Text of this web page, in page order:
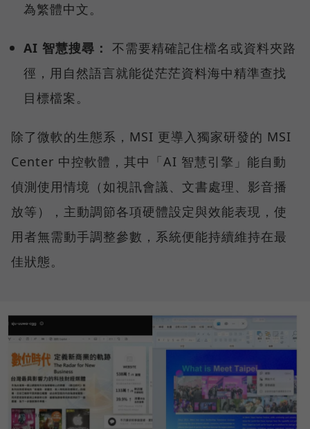
為繁體中文。
AI 智慧搜尋： 不需要精確記住檔名或資料夾路
徑，用自然語言就能從茫茫資料海中精準查找
目標檔案。
除了微軟的生態系，MSI 更導入獨家研發的 MSI
Center 中控軟體，其中「AI 智慧引擎」能自動
偵測使用情境（如視訊會議、文書處理、影音播
放等），主動調節各項硬體設定與效能表現，使
用者無需動手調整參數，系統便能持續維持在最
佳狀態。